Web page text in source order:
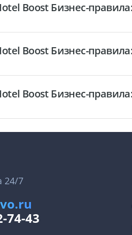
Boost Бизнес-
Boost Бизнес-
Boost Бизнес-
24/7
74-43